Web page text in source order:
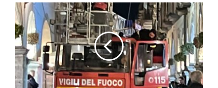
Ritrovato
cadavere
in
stato
di
decomposizione
in
un